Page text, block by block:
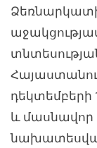
դեկտեմբերի
և